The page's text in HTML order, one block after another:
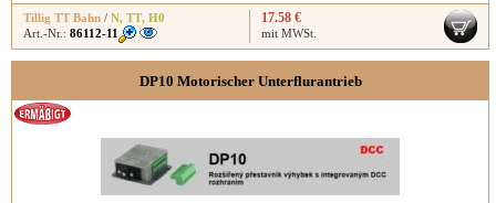
Tillig TT Bahn / N, TT, H0
Art.-Nr.: 86112-11
17.58 €
mit MWSt.
DP10 Motorischer Unterflurantrieb